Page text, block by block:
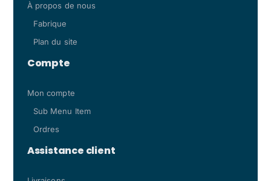
À propos de nous
Fabrique
Plan du site
Compte
Mon compte
Sub Menu Item
Ordres
Assistance client